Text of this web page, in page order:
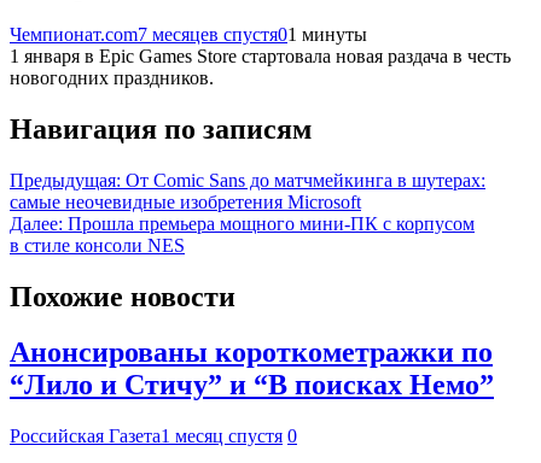
Чемпионат.com7 месяцев спустя01 минуты
1 января в Epic Games Store стартовала новая раздача в честь
новогодних праздников.
Навигация по записям
Предыдущая: От Comic Sans до матчмейкинга в шутерах:
самые неочевидные изобретения Microsoft
Далее: Прошла премьера мощного мини-ПК с корпусом
в стиле консоли NES
Похожие новости
Анонсированы короткометражки по
“Лило и Стичу” и “В поисках Немо”
Российская Газета1 месяц спустя 0